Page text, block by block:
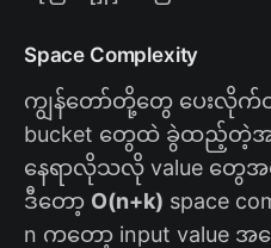
Space Complexity
ကျွန်တော်တို့တွေ ပေးလိုက်
bucket တွေထဲ ခွဲထည့်တဲ့
နေရာလိုသလို value တွေ
ဒီတော့ O(n+k) space
n ကတော့ input value